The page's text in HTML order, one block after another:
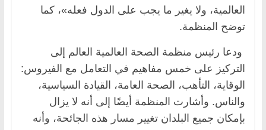
العالمية، ولا يغير ما يجب على الدول فعله»، كما
توضح المنظمة.
ودعا رئيس منظمة الصحة العالمية العالم إلى
التركيز على خمس مفاهيم في التعامل مع الفيروس:
الوقاية، التأهب، الصحة العامة، القيادة السياسية،
والناس. وأشارت المنظمة أيضًا إلى أنه لا يزال
بإمكان جميع البلدان تغيير مسار هذه الجائحة، وأنه